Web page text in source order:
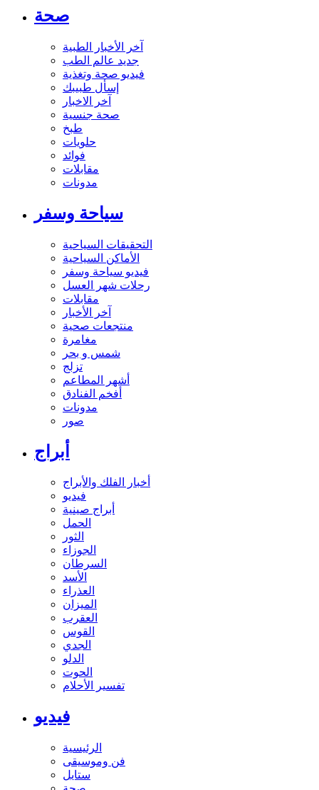
صحة
آخر الأخبار الطبية
جديد عالم الطب
فيديو صحة وتغذية
إسأل طبيبك
آخر الاخبار
صحة جنسية
طبخ
حلويات
فوائد
مقابلات
مدونات
سياحة وسفر
التحقيقات السياحية
الأماكن السياحية
فيديو سياحة وسفر
رحلات شهر العسل
مقابلات
آخر الأخبار
منتجعات صحية
مغامرة
شمس و بحر
تزلج
أشهر المطاعم
أفخم الفنادق
مدونات
صور
أبراج
أخبار الفلك والأبراج
فيديو
أبراج صينية
الحمل
الثور
الجوزاء
السرطان
الأسد
العذراء
الميزان
العقرب
القوس
الجدي
الدلو
الحوت
تفسير الأحلام
فيديو
الرئيسية
فن وموسيقى
ستايل